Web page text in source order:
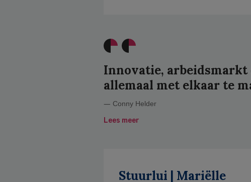
Innovatie, arbeidsmarkt
allemaal met elkaar te
Conny Helder
Lees meer
Stuurlui | Mariëlle